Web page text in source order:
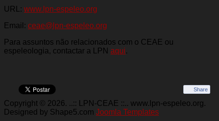
URL: www.lpn-espeleo.org
Email: ceae@lpn-espeleo.org
Para assuntos não relacionados com o CEAE ou
espeleologia, contactar a LPN aqui.
Share
Copyright © 2026. ..:: LPN-CEAE ::.. www.lpn-espeleo.org.
Designed by Shape5.com Joomla Templates